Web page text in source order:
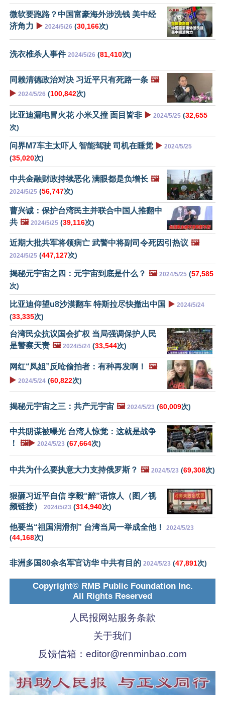
微软要跑路？中国富豪海外涉洗钱 美中经
济角力 ▶️ 2024/5/26 (30,166次)
洗衣椎杀人事件 2024/5/26 (81,410次)
同赖清德政治对决 习近平只有死路一条 🖼️
▶️ 2024/5/26 (100,842次)
比亚迪漏电冒火花 小米又撞 面目皆非 ▶️ 2024/5/25 (32,655
次)
问界M7车主太吓人 智能驾驶 司机在睡觉 ▶️ 2024/5/25
(35,020次)
中共金融财政持续恶化 满眼都是负增长 🖼️
2024/5/25 (56,747次)
曹兴诚：保护台湾民主并联合中国人推翻中
共 🖼️ 2024/5/25 (39,116次)
近期大批共军将领病亡 武警中将副司令死因引热议 🖼️
2024/5/25 (447,127次)
揭秘元宇宙之四：元宇宙到底是什么？ 🖼️ 2024/5/25 (57,585
次)
比亚迪仰望u8沙漠翻车 特斯拉尽快撤出中国 ▶️ 2024/5/24
(33,335次)
台湾民众抗议国会扩权 当局强调保护人民
是警察天责 🖼️ 2024/5/24 (33,544次)
网红“凤姐”反呛偷拍者：有种再发啊！
🖼️
▶️ 2024/5/24 (60,822次)
揭秘元宇宙之三：共产元宇宙 🖼️ 2024/5/23 (60,009次)
中共阴谋被曝光 台湾人惊觉：这就是战争
！
🖼️▶️ 2024/5/23 (67,664次)
中共为什么要执意大力支持俄罗斯？ 🖼️ 2024/5/23 (69,308次)
狠砸习近平自信 李毅“醉”语惊人（图／视
频链接）
2024/5/23 (314,940次)
他要当“祖国润滑剂” 台湾当局一举成全他！ 2024/5/23
(44,168次)
非洲多国80余名军官访华 中共有目的 2024/5/23 (47,891次)
Copyright© RMB Public Foundation Inc.
All Rights Reserved
人民报网站服务条款
关于我们
反馈信箱： editor@renminbao.com